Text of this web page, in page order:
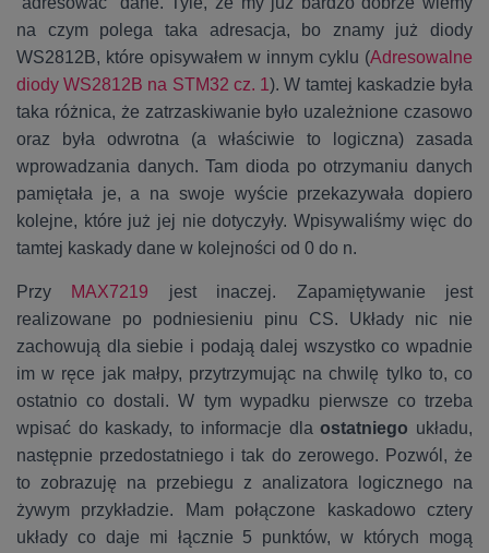
na czym polega taka adresacja, bo znamy już diody
WS2812B, które opisywałem w innym cyklu (Adresowalne
diody WS2812B na STM32 cz. 1). W tamtej kaskadzie była
taka różnica, że zatrzaskiwanie było uzależnione czasowo
oraz była odwrotna (a właściwie to logiczna) zasada
wprowadzania danych. Tam dioda po otrzymaniu danych
pamiętała je, a na swoje wyście przekazywała dopiero
kolejne, które już jej nie dotyczyły. Wpisywaliśmy więc do
tamtej kaskady dane w kolejności od 0 do n.
Przy MAX7219 jest inaczej. Zapamiętywanie jest
realizowane po podniesieniu pinu CS. Układy nic nie
zachowują dla siebie i podają dalej wszystko co wpadnie
im w ręce jak małpy, przytrzymując na chwilę tylko to, co
ostatnio co dostali. W tym wypadku pierwsze co trzeba
wpisać do kaskady, to informacje dlaostatniego układu,
następnie przedostatniego i tak do zerowego. Pozwól, że
to zobrazuję na przebiegu z analizatora logicznego na
żywym przykładzie. Mam połączone kaskadowo cztery
układy co daje mi łącznie 5 punktów, w których mogą